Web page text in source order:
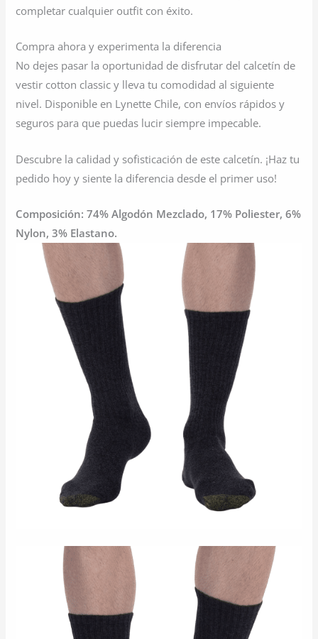
completar cualquier outfit con éxito.
Compra ahora y experimenta la diferencia
No dejes pasar la oportunidad de disfrutar del calcetín de
vestir cotton classic y lleva tu comodidad al siguiente
nivel. Disponible en Lynette Chile, con envíos rápidos y
seguros para que puedas lucir siempre impecable.
Descubre la calidad y sofisticación de este calcetín. ¡Haz tu
pedido hoy y siente la diferencia desde el primer uso!
Composición: 74% Algodón Mezclado, 17% Poliester, 6%
Nylon, 3% Elastano.